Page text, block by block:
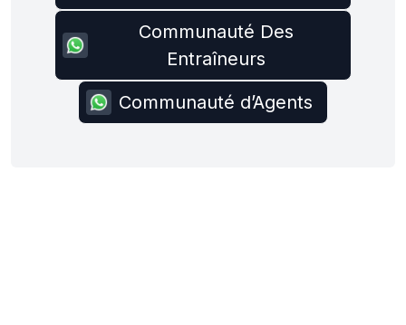
Communauté Des
Entraîneurs
Communauté d’Agents